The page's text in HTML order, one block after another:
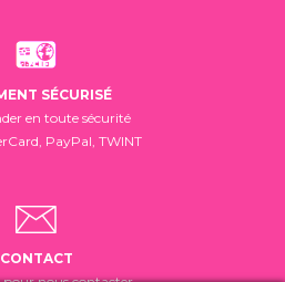
SÉCURISÉ
en toute sécurité
PayPal, TWINT
CONTACT